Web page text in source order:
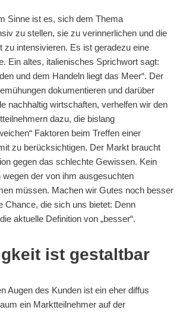
Sinne ist es, sich dem Thema
zu stellen, sie zu verinnerlichen und die
zu intensivieren. Es ist geradezu eine
Ein altes, italienisches Sprichwort sagt:
und dem Handeln liegt das Meer“. Der
dokumentieren und darüber
nachhaltig wirtschaften, verhelfen wir den
dazu, die bislang
Faktoren beim Treffen einer
zu berücksichtigen. Der Markt braucht
gegen das schlechte Gewissen. Kein
wegen der von ihm ausgesuchten
müssen. Machen wir Gutes noch besser
Chance, die sich uns bietet: Denn
aktuelle Definition von „besser“.
ist gestaltbar
Augen des Kunden ist ein eher diffus
ein Marktteilnehmer auf der